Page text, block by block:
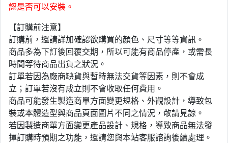
認是否可以安裝。
【訂購前注意】
訂購前，還請詳加確認欲購買的顏色、尺寸等等資訊。
商品多為下訂後回覆交期，所以可能有商品停產，或需長
時間等待商品出貨之狀況。
訂單若因為廠商缺貨與暫時無法交貨等因素，則不會成
立；訂單若沒有成立則不會收取任何費用。
商品可能發生製造商單方面變更規格、外觀設計，導致包
裝或本體造型與商品頁面圖片不同之情況，敬請見諒。
若因製造商單方面變更產品設計、規格，導致商品無法發
揮訂購時預期之功能，還請您與本站客服諮詢後續處理。